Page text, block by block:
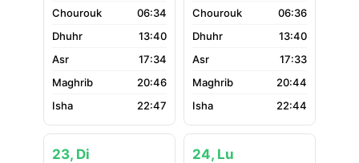
06:34
13:40
17:34
20:46
22:47
06:36
13:40
17:33
20:44
22:44
23, Di 24, Lu